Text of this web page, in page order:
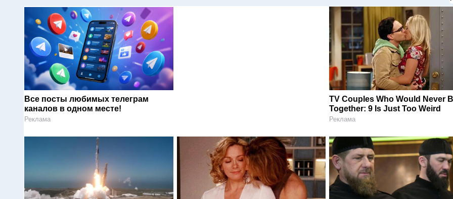
Все посты любимых телеграм
каналов в одном месте!
Реклама
TV Couples Who Would Never
Together: 9 Is Just Too Weird
Реклама